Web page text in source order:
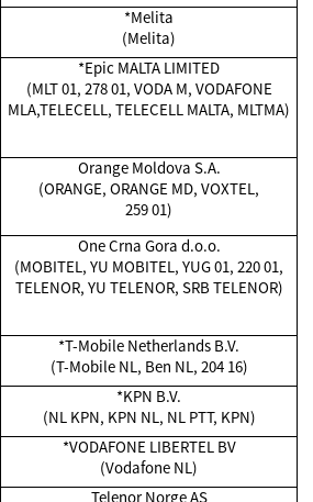
*Melita
(Melita)
*Epic MALTA LIMITED
(MLT 01, 278 01, VODA M, VODAFONE
MLA,TELECELL, TELECELL MALTA, MLTMA)
Orange Moldova S.A.
(ORANGE, ORANGE MD, VOXTEL,
259 01)
One Crna Gora d.o.o.
(MOBITEL, YU MOBITEL, YUG 01, 220 01,
TELENOR, YU TELENOR, SRB TELENOR)
*T-Mobile Netherlands B.V.
(T-Mobile NL, Ben NL, 204 16)
*KPN B.V.
(NL KPN, KPN NL, NL PTT, KPN)
*VODAFONE LIBERTEL BV
(Vodafone NL)
Telenor Norge AS